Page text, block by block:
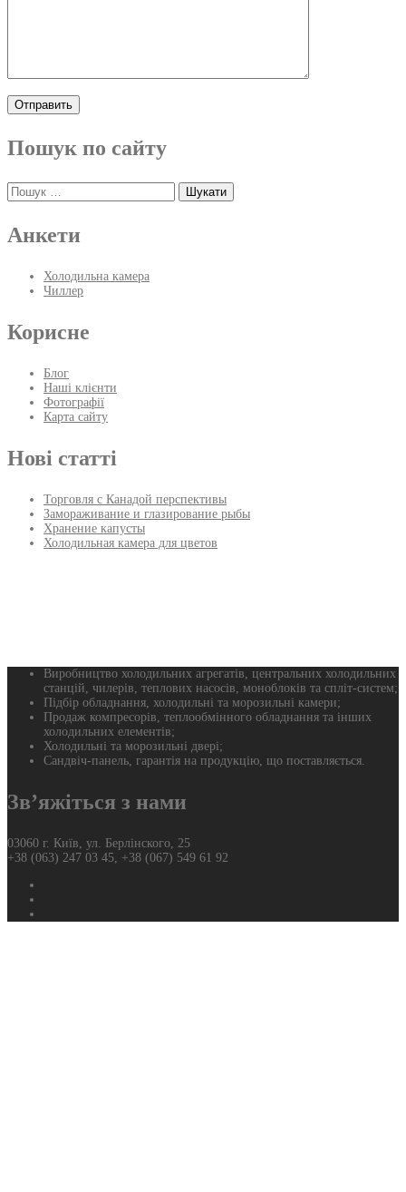
Пошук по сайту
Пошук:
Анкети
Холодильна камера
Чиллер
Корисне
Блог
Наші клієнти
Фотографії
Карта сайту
Нові статті
Торговля с Канадой перспективы
Замораживание и глазирование рыбы
Хранение капусты
Холодильная камера для цветов
Виробництво холодильних агрегатів, центральних холодильних
станцій, чилерів, теплових насосів, моноблоків та спліт-систем;
Підбір обладнання, холодильні та морозильні камери;
Продаж компресорів, теплообмінного обладнання та інших
холодильних елементів;
Холодильні та морозильні двері;
Сандвіч-панель, гарантія на продукцію, що поставляється.
Зв’яжіться з нами
03060 г. Київ, ул. Берлінского, 25
+38 (063) 247 03 45, +38 (067) 549 61 92